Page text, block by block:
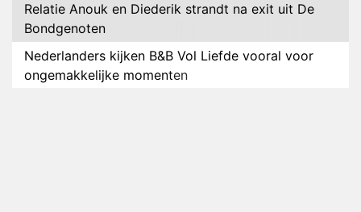
Relatie Anouk en Diederik strandt na exit uit De
Bondgenoten
Nederlanders kijken B&B Vol Liefde vooral voor
ongemakkelijke momenten